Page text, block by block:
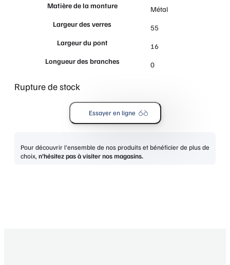
Matière de la monture
Métal
Largeur des verres
55
Largeur du pont
16
Longueur des branches
0
Rupture de stock
Essayer en ligne
Pour découvrir l’ensemble de nos produits et bénéficier de plus de
choix, n’hésitez pas à visiter nos magasins.